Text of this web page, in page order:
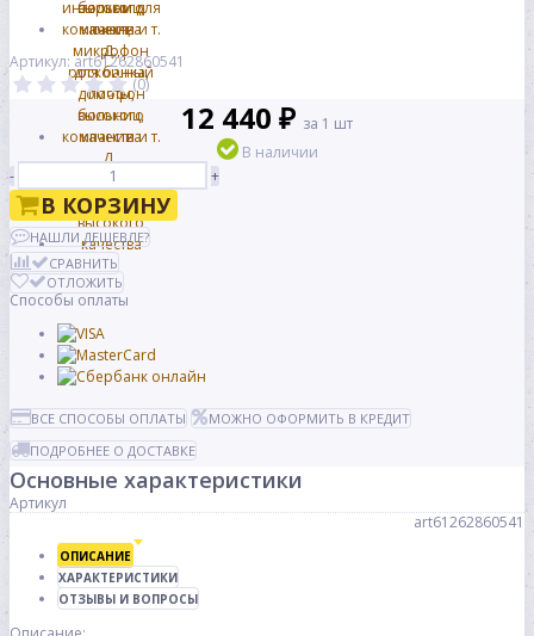
Артикул: art61262860541
(0)
12 440 ₽ за 1 шт
В наличии
-
+
В КОРЗИНУ
НАШЛИ ДЕШЕВЛЕ?
СРАВНИТЬ
ОТЛОЖИТЬ
Способы оплаты
ВСЕ СПОСОБЫ ОПЛАТЫ
МОЖНО ОФОРМИТЬ В КРЕДИТ
ПОДРОБНЕЕ О ДОСТАВКЕ
Основные характеристики
Артикул
art61262860541
ОПИСАНИЕ
ХАРАКТЕРИСТИКИ
ОТЗЫВЫ И ВОПРОСЫ